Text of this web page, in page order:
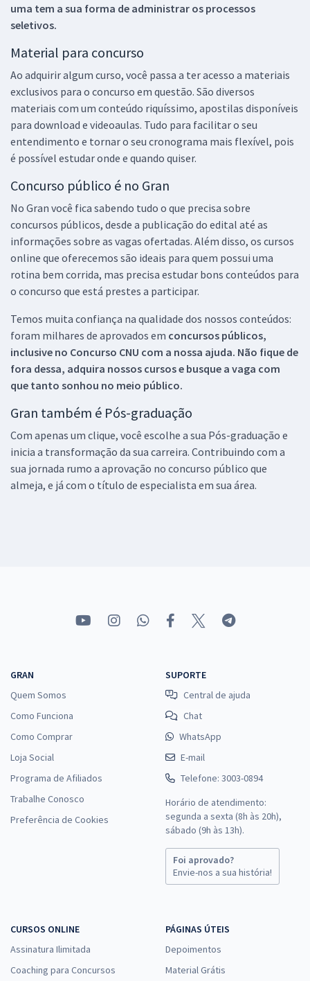
uma tem a sua forma de administrar os processos
seletivos.
Material para concurso
Ao adquirir algum curso, você passa a ter acesso a materiais
exclusivos para o concurso em questão. São diversos
materiais com um conteúdo riquíssimo, apostilas disponíveis
para download e videoaulas. Tudo para facilitar o seu
entendimento e tornar o seu cronograma mais flexível, pois
é possível estudar onde e quando quiser.
Concurso público é no Gran
No Gran você fica sabendo tudo o que precisa sobre
concursos públicos, desde a publicação do edital até as
informações sobre as vagas ofertadas. Além disso, os cursos
online que oferecemos são ideais para quem possui uma
rotina bem corrida, mas precisa estudar bons conteúdos para
o concurso que está prestes a participar.
Temos muita confiança na qualidade dos nossos conteúdos:
foram milhares de aprovados em concursos públicos,
inclusive no Concurso CNU com a nossa ajuda. Não fique de
fora dessa, adquira nossos cursos e busque a vaga com
que tanto sonhou no meio público.
Gran também é Pós-graduação
Com apenas um clique, você escolhe a sua Pós-graduação e
inicia a transformação da sua carreira. Contribuindo com a
sua jornada rumo a aprovação no concurso público que
almeja, e já com o título de especialista em sua área.
GRAN
Quem Somos
Como Funciona
Como Comprar
Loja Social
Programa de Afiliados
Trabalhe Conosco
Preferência de Cookies
SUPORTE
Central de ajuda
Chat
WhatsApp
E-mail
Telefone: 3003-0894
Horário de atendimento:
segunda a sexta (8h às 20h),
sábado (9h às 13h).
Foi aprovado?
Envie-nos a sua história!
CURSOS ONLINE
Assinatura Ilimitada
Coaching para Concursos
PÁGINAS ÚTEIS
Depoimentos
Material Grátis